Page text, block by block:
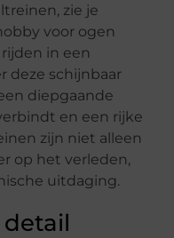
zie je
voor ogen
in een
deze schijnbaar
diepgaande
en een rijke
zijn niet alleen
op het verleden,
uitdaging.